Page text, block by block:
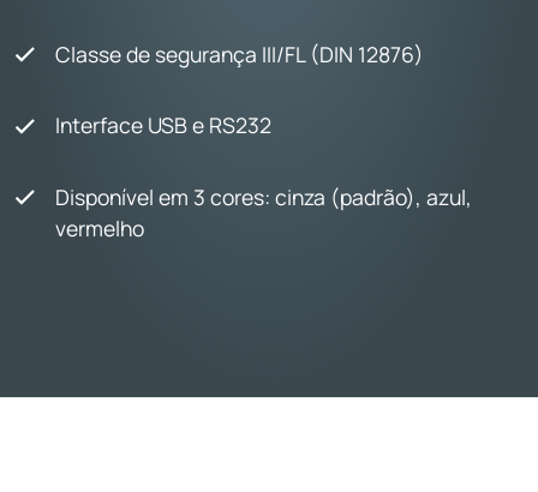
Classe de segurança III/FL (DIN 12876)
Interface USB e RS232
Disponível em 3 cores: cinza (padrão), azul,
vermelho